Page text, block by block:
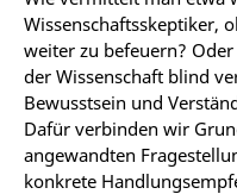
Wissenschaftsskeptiker,
weiter zu befeuern?
der Wissenschaft blind
Bewusstsein und
Dafür verbinden wir
angewandten
konkrete